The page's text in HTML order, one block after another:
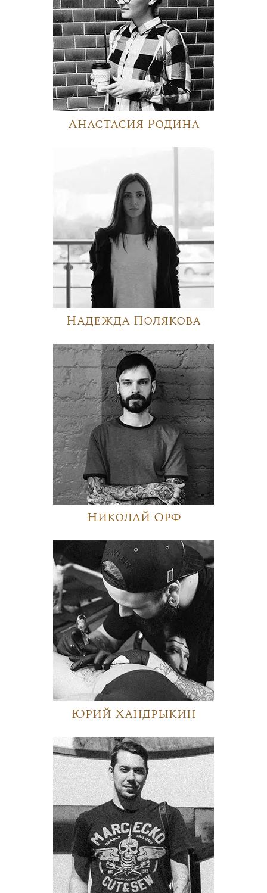
Анастасия Родина
Надежда Полякова
Николай Орф
Юрий Хандрыкин